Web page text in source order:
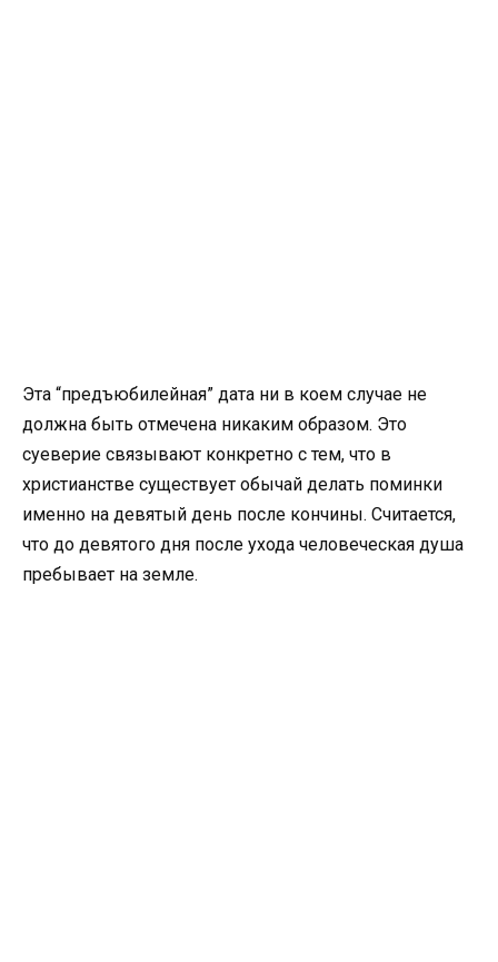
Эта “предъюбилейная” дата ни в коем случае не
должна быть отмечена никаким образом. Это
суеверие связывают конкретно с тем, что в
христианстве существует обычай делать поминки
именно на девятый день после кончины. Считается,
что до девятого дня после ухода человеческая душа
пребывает на земле.